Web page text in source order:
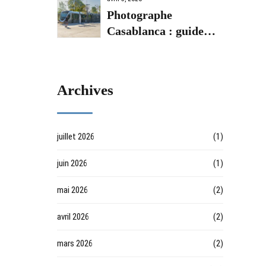
Photographe
Casablanca : guide
Archives
juillet 2026 (1)
juin 2026 (1)
mai 2026 (2)
avril 2026 (2)
mars 2026 (2)